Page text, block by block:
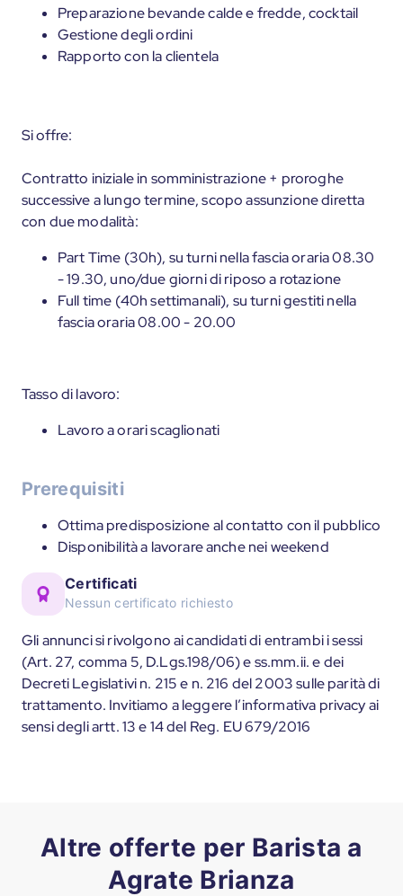
Preparazione bevande calde e fredde, cocktail
Gestione degli ordini
Rapporto con la clientela
Si offre:
Contratto iniziale in somministrazione + proroghe
successive a lungo termine, scopo assunzione diretta
con due modalità:
Part Time (30h), su turni nella fascia oraria 08.30
- 19.30, uno/due giorni di riposo a rotazione
Full time (40h settimanali), su turni gestiti nella
fascia oraria 08.00 - 20.00
Tasso di lavoro:
Lavoro a orari scaglionati
Prerequisiti
Ottima predisposizione al contatto con il pubblico
Disponibilità a lavorare anche nei weekend
Certificati
Nessun certificato richiesto
Gli annunci si rivolgono ai candidati di entrambi i sessi
(Art. 27, comma 5, D.Lgs.198/06) e ss.mm.ii. e dei
Decreti Legislativi n. 215 e n. 216 del 2003 sulle parità di
trattamento. Invitiamo a leggere l’informativa privacy ai
sensi degli artt. 13 e 14 del Reg. EU 679/2016
Altre offerte per Barista a
Agrate Brianza